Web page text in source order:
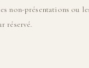
non-présentations ou
réservé.